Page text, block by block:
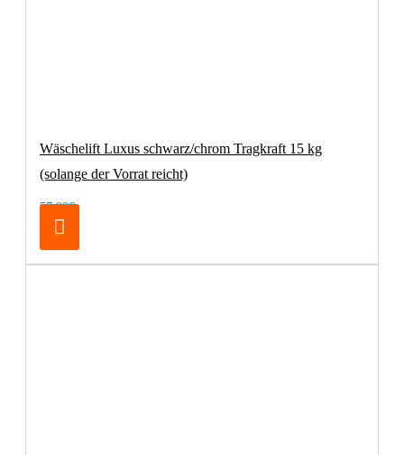
Wäschelift Luxus schwarz/chrom Tragkraft 15 kg
(solange der Vorrat reicht)
57,98€